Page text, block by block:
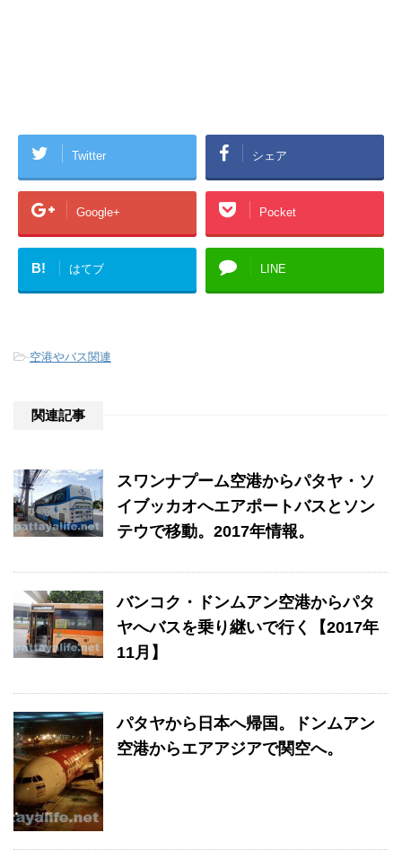
Twitter シェア
Google+ Pocket
B! はてブ LINE
-空港やバス関連
関連記事
スワンナプーム空港からパタヤ・ソ
イブッカオへエアポートバスとソン
テウで移動。2017年情報。
バンコク・ドンムアン空港からパタ
ヤへバスを乗り継いで行く【2017年
11月】
パタヤから日本へ帰国。ドンムアン
空港からエアアジアで関空へ。